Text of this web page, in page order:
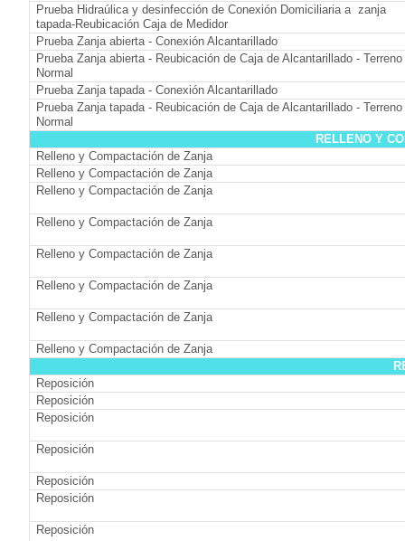
Prueba Hidraúlica y desinfección de Conexión Domiciliaria a zanja
tapada-Reubicación Caja de Medidor
Prueba Zanja abierta - Conexión Alcantarillado
Prueba Zanja abierta - Reubicación de Caja de Alcantarillado - Terreno
Normal
Prueba Zanja tapada - Conexión Alcantarillado
Prueba Zanja tapada - Reubicación de Caja de Alcantarillado - Terreno
Normal
RELLENO Y
Relleno y Compactación de Zanja
Relleno y Compactación de Zanja
Relleno y Compactación de Zanja
Relleno y Compactación de Zanja
Relleno y Compactación de Zanja
Relleno y Compactación de Zanja
Relleno y Compactación de Zanja
Relleno y Compactación de Zanja
Reposición
Reposición
Reposición
Reposición
Reposición
Reposición
Reposición